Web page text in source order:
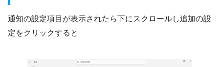
通知の設定項目が表示されたら下にスクロールし追加の設
定をクリックすると